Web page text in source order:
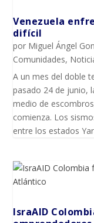
Venezuela
difícil
por Miguel Ángel
Comunidades,
A un mes del doble
pasado 24 de junio,
medio de
comienza. Los
entre los estados
IsraAID